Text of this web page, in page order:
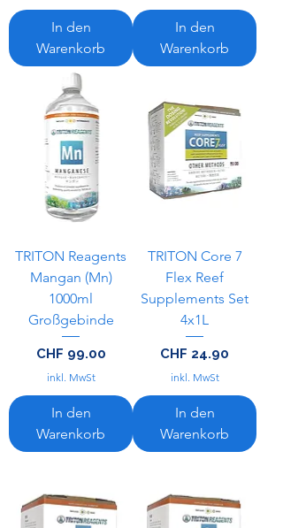
In den
Warenkorb
In den
Warenkorb
TRITON Reagents
Mangan (Mn)
1000ml
Großgebinde
Preis
CHF 99.00
inkl. MwSt
In den
Warenkorb
TRITON Core 7
Flex Reef
Supplements Set
4x1L
Preis
CHF 24.90
inkl. MwSt
In den
Warenkorb